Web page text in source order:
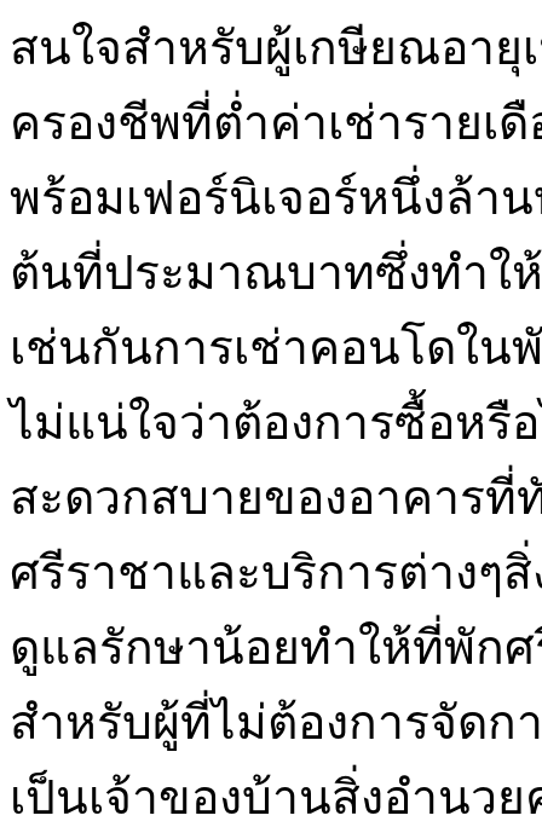
สนใจสำหรับผู้เกษียณอายุ
ครองชีพที่ต่ำค่าเช่ารายเ
พร้อมเฟอร์นิเจอร์หนึ่งล้า
ต้นที่ประมาณบาทซึ่งทำใ
เช่นกันการเช่าคอนโดใน
ไม่แน่ใจว่าต้องการซื้อหรื
สะดวกสบายของอาคารที่
ศรีราชาและบริการต่างๆ
ดูแลรักษาน้อยทำให้ที่พัก
สำหรับผู้ที่ไม่ต้องการจัดก
เป็นเจ้าของบ้านสิ่งอำนว